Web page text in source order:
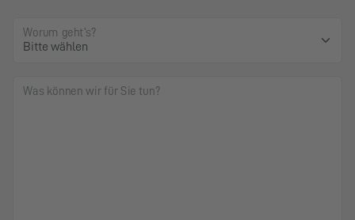
Worum geht's?
Was können wir für Sie tun?